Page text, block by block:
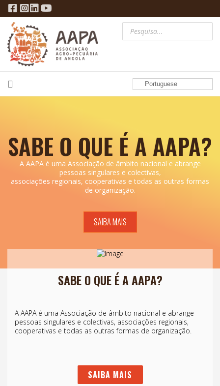
Portuguese
SABE O QUE É A AAPA?
A AAPA é uma Associação de âmbito nacional e abrange
pessoas singulares e colectivas,
associações regionais, cooperativas e todas as outras formas
de organização.
SAIBA MAIS
SABE O QUE É A AAPA?
A AAPA é uma Associação de âmbito nacional e abrange
pessoas singulares e colectivas, associações regionais,
cooperativas e todas as outras formas de organização.
SAIBA MAIS